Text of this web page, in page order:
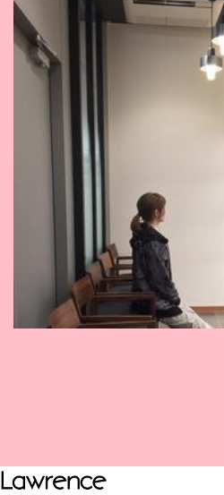
ミリブロ
FB
YouTubeチャンネル